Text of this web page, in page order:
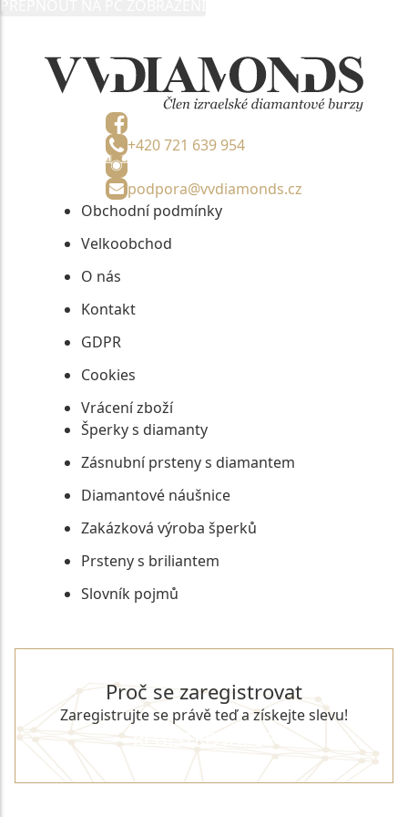
+420 721 639 954
podpora@vvdiamonds.cz
Obchodní podmínky
Velkoobchod
O nás
Kontakt
GDPR
Cookies
Vrácení zboží
Šperky s diamanty
Zásnubní prsteny s diamantem
Diamantové náušnice
Zakázková výroba šperků
Prsteny s briliantem
Slovník pojmů
Proč se zaregistrovat
Zaregistrujte se právě teď a získejte slevu!
REGISTROVAT SE